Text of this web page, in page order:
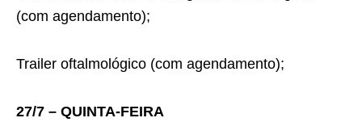
(com agendamento);
Trailer oftalmológico (com agendamento);
27/7 – QUINTA-FEIRA